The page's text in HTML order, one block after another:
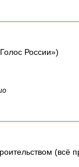
России»)
(всё